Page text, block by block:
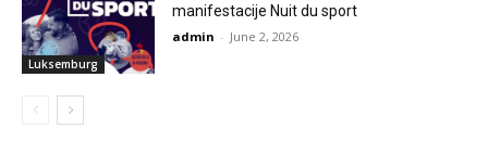
Luksemburg
manifestacije Nuit du sport
admin - June 2, 2026